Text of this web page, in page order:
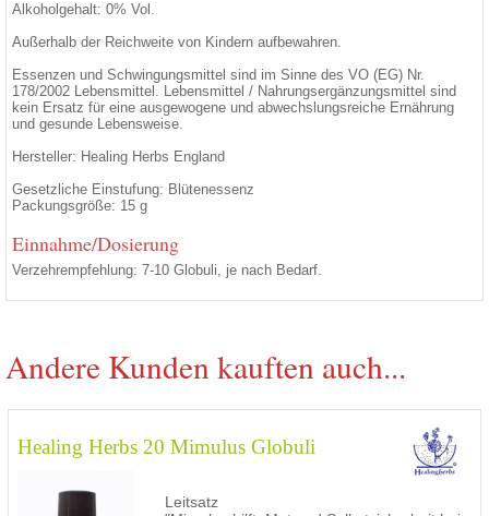
Alkoholgehalt: 0% Vol.
Außerhalb der Reichweite von Kindern aufbewahren.
Essenzen und Schwingungsmittel sind im Sinne des VO (EG) Nr.
178/2002 Lebensmittel. Lebensmittel / Nahrungsergänzungsmittel sind
kein Ersatz für eine ausgewogene und abwechslungsreiche Ernährung
und gesunde Lebensweise.
Hersteller: Healing Herbs England
Gesetzliche Einstufung: Blütenessenz
Packungsgröße: 15 g
Einnahme/Dosierung
Verzehrempfehlung: 7-10 Globuli, je nach Bedarf.
Andere Kunden kauften auch...
Healing Herbs 20 Mimulus Globuli
Leitsatz